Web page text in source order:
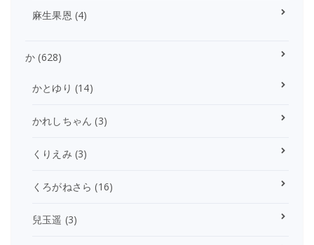
麻生果恩 (4)
か (628)
かとゆり (14)
かれしちゃん (3)
くりえみ (3)
くろがねさら (16)
兒玉遥 (3)